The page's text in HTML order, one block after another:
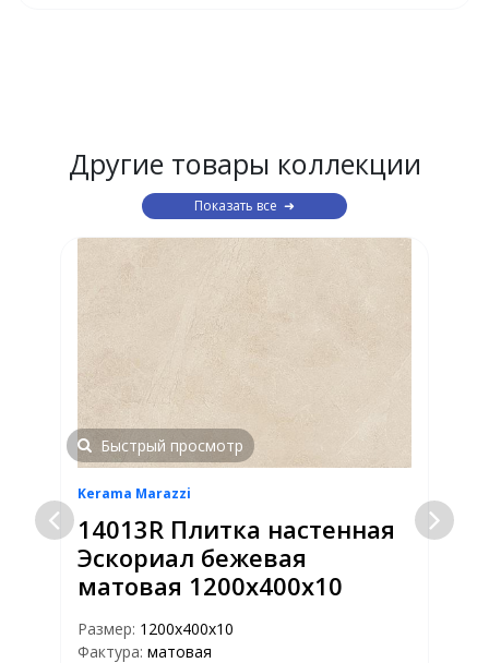
Другие товары коллекции
Показать все
Быстрый просмотр
Kerama Marazzi
14013R Плитка настенная
Эскориал бежевая
матовая 1200х400х10
Размер: 1200х400х10
Фактура: матовая